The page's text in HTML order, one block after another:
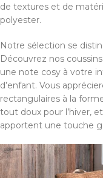
de textures et de
polyester.
Notre sélection se
Découvrez nos
une note cosy à votre
d’enfant. Vous
rectangulaires à la
tout doux pour l’hiver,
apportent une touche